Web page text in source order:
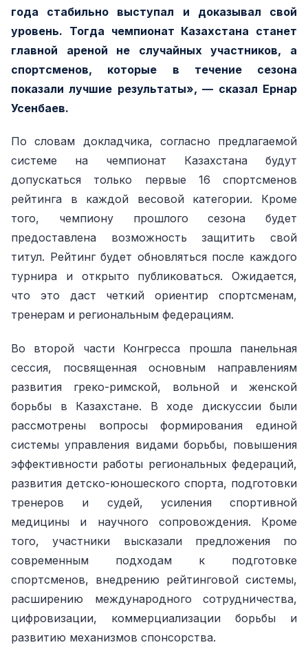
года стабильно выступал и доказывал свой
уровень. Тогда чемпионат Казахстана станет
главной ареной не случайных участников, а
спортсменов, которые в течение сезона
показали лучшие результаты», — сказал Ернар
Усенбаев.
По словам докладчика, согласно предлагаемой
системе на чемпионат Казахстана будут
допускаться только первые 16 спортсменов
рейтинга в каждой весовой категории. Кроме
того, чемпиону прошлого сезона будет
предоставлена возможность защитить свой
титул. Рейтинг будет обновляться после каждого
турнира и открыто публиковаться. Ожидается,
что это даст четкий ориентир спортсменам,
тренерам и региональным федерациям.
Во второй части Конгресса прошла панельная
сессия, посвященная основным направлениям
развития греко-римской, вольной и женской
борьбы в Казахстане. В ходе дискуссии были
рассмотрены вопросы формирования единой
системы управления видами борьбы, повышения
эффективности работы региональных федераций,
развития детско-юношеского спорта, подготовки
тренеров и судей, усиления спортивной
медицины и научного сопровождения. Кроме
того, участники высказали предложения по
современным подходам к подготовке
спортсменов, внедрению рейтинговой системы,
расширению международного сотрудничества,
цифровизации, коммерциализации борьбы и
развитию механизмов спонсорства.